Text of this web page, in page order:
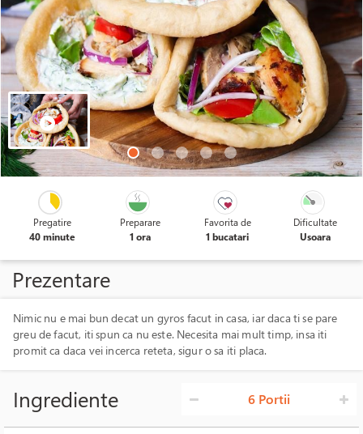
Pregatire
40 minute
Preparare
1 ora
Favorita de
1 bucatari
Dificultate
Usoara
Prezentare
Nimic nu e mai bun decat un gyros facut in casa, iar daca ti se pare
greu de facut, iti spun ca nu este. Necesita mai mult timp, insa iti
promit ca daca vei incerca reteta, sigur o sa iti placa.
Ingrediente 6 Portii